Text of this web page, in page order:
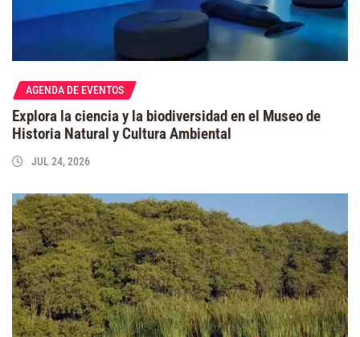
AGENDA DE EVENTOS
Explora la ciencia y la biodiversidad en el Museo de
Historia Natural y Cultura Ambiental
JUL 24, 2026